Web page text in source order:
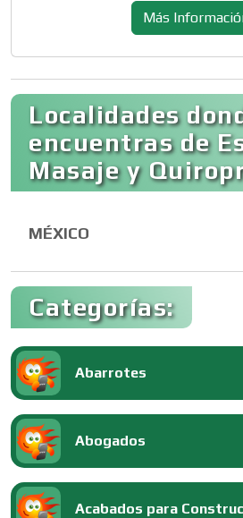
Más
Localidades
encuentras de
Masaje y
MÉXICO
Categorías:
Abarrotes
Abogados
Acabados para